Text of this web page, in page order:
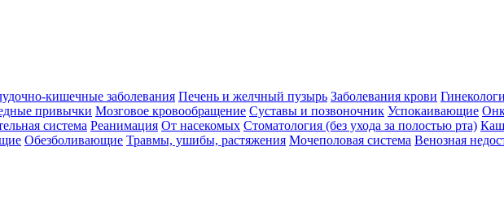
кишечные заболевания Печень и желчный пузырь Заболевания крови
привычки Мозговое кровообращение Суставы и позвоночник Успокаивающие
система Реанимация От насекомых Стоматология (без ухода за полостью рта)
Обезболивающие Травмы, ушибы, растяжения Мочеполовая система Венозная